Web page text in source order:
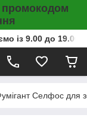
промокодом
із 9.00 до
Селфос для